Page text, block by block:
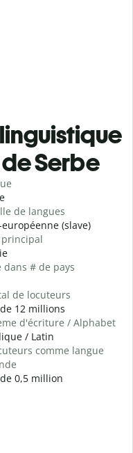
Serbe
de langues
(slave)
principal
dans # de pays
de locuteurs
12 millions
d'écriture / Alphabet
/ Latin
comme langue
0,5 million